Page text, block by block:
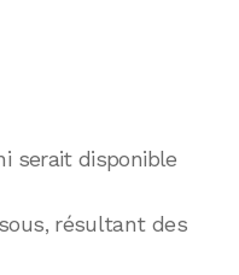
serait disponible
résultant des